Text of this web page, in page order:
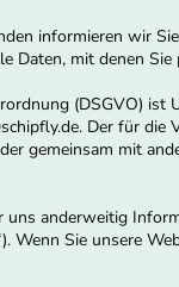
informieren wir
Daten, mit denen
(DSGVO) ist
Der für die
gemeinsam mit
uns anderweitig
Wenn Sie unsere